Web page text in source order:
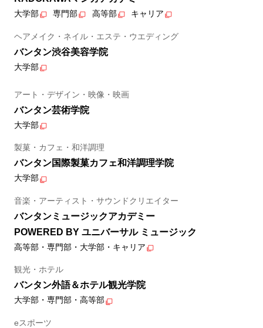
大学部 専門部 高等部 キャリア
ヘアメイク・ネイル・エステ・ウエディング
バンタン渋谷美容学院
大学部
アート・デザイン・映像・映画
バンタン芸術学院
大学部
製菓・カフェ・和洋調理
バンタン国際製菓カフェ和洋調理学院
大学部
音楽・アーティスト・サウンドクリエイター
バンタンミュージックアカデミー
POWERED BY ユニバーサル ミュージック
高等部・専門部・大学部・キャリア
観光・ホテル
バンタン外語＆ホテル観光学院
大学部・専門部・高等部
eスポーツ